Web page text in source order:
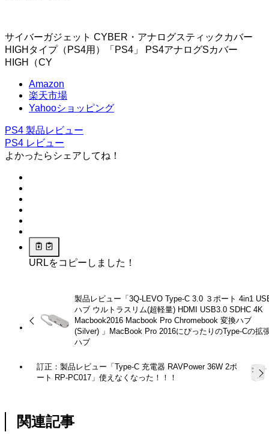
サイバーガジェット CYBER・アナログスティックカバー
HIGHタイプ（PS4用）「PS4」 PS4アナログSカバー
HIGH（CY
Amazon
楽天市場
Yahooショッピング
PS4 製品レビュー
PS4 レビュー
よかったらシェアしてね！
URLをコピーしました！
製品レビュー「3Q-LEVO Type-C 3.0 ３ポート 4in1
ハブ ウルトラスリム(超軽量) HDMI USB3.0 SDHC 4K
Macbook2016 Macbook Pro Chromebook 変換ハブ
(Silver) 」MacBook Pro 2016にぴったりのType-Cの拡
ハブ
訂正：製品レビュー「Type-C 充電器 RAVPower 36W 2ポ
ート RP-PC017」使えなくなった！！！
関連記事